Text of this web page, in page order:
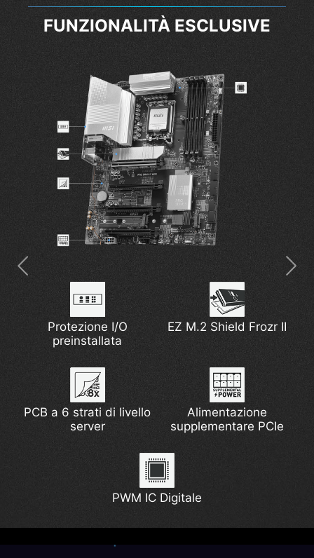
FUNZIONALITÀ ESCLUSIVE
Protezione I/O
preinstallata
EZ M.2 Shield Frozr II
PCB a 6 strati di livello
server
Alimentazione
supplementare PCIe
PWM IC Digitale
Thunderbolt 4 5G Network Solution
Latest Wi-Fi 7 Supporto DDR5
Lightning Gen 5
Pad termici MOSFET
da 7W/mK
Dissipatore Esteso
EZ M.2 Shield Frozr II Pump Fan Support